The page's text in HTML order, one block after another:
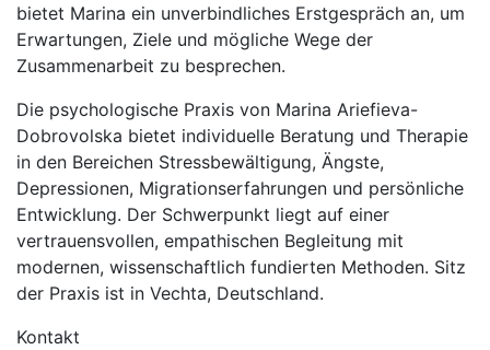
bietet Marina ein unverbindliches Erstgespräch an, um
Erwartungen, Ziele und mögliche Wege der
Zusammenarbeit zu besprechen.
Die psychologische Praxis von Marina Ariefieva-
Dobrovolska bietet individuelle Beratung und Therapie
in den Bereichen Stressbewältigung, Ängste,
Depressionen, Migrationserfahrungen und persönliche
Entwicklung. Der Schwerpunkt liegt auf einer
vertrauensvollen, empathischen Begleitung mit
modernen, wissenschaftlich fundierten Methoden. Sitz
der Praxis ist in Vechta, Deutschland.
Kontakt